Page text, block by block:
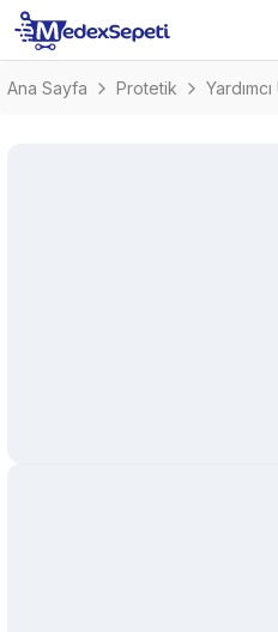
Ana Sayfa Protetik